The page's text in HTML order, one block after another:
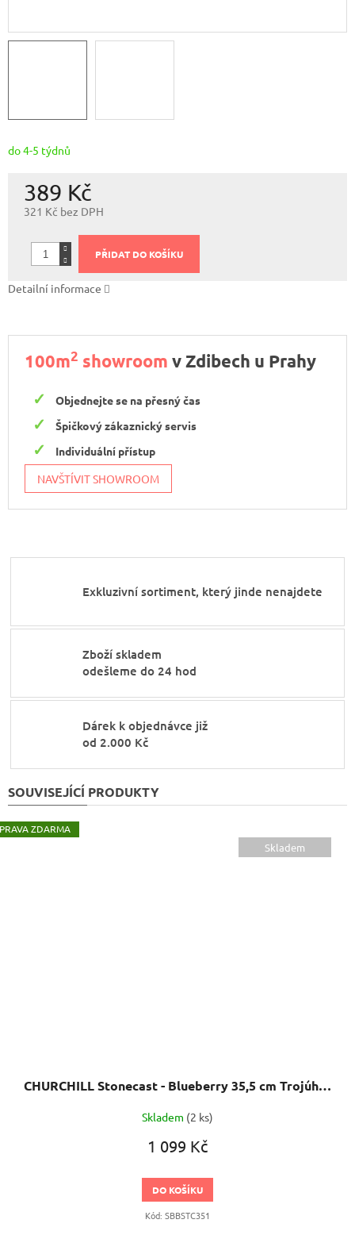
389 Kč
321 Kč bez DPH
cena:
do 4-5 týdnů
PŘIDAT DO KOŠÍKU
Detailní informace
100m2 showroom v Zdibech u Prahy
Objednejte se na přesný čas
Špičkový zákaznický servis
Individuální přístup
NAVŠTÍVIT SHOWROOM
Exkluzivní sortiment, který jinde nenajdete
Zboží skladem
odešleme do 24 hod
Dárek k objednávce již
od 2.000 Kč
SOUVISEJÍCÍ PRODUKTY
Skladem
ZDARMA
CHURCHILL Stonecast - Blueberry 35,5 cm Trojúhelníkový servírovací talíř
Skladem (2 ks)
1 099 Kč
DO KOŠÍKU
Kód: SBBSTC351